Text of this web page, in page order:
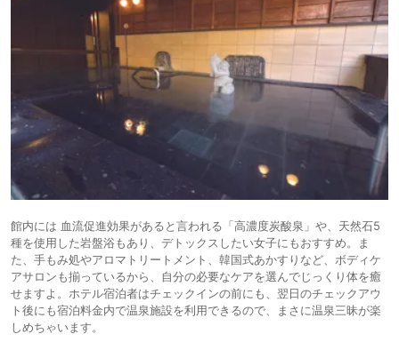
館内には 血流促進効果があると言われる「高濃度炭酸泉」や、天然石5
種を使用した岩盤浴もあり、デトックスしたい女子にもおすすめ。ま
た、手もみ処やアロマトリートメント、韓国式あかすりなど、ボディケ
アサロンも揃っているから、自分の必要なケアを選んでじっくり体を癒
せますよ。ホテル宿泊者はチェックインの前にも、翌日のチェックアウ
ト後にも宿泊料金内で温泉施設を利用できるので、まさに温泉三昧が楽
しめちゃいます。